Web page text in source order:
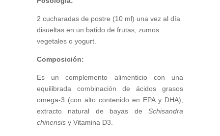
2 cucharadas de postre (10 ml) una vez al día
disueltas en un batido de frutas, zumos
vegetales o yogurt.
Composición:
Es un complemento alimenticio con una
equilibrada combinación de ácidos grasos
omega-3 (con alto contenido en EPA y DHA),
extracto natural de bayas deSchisandra
chinensisy Vitamina D3.